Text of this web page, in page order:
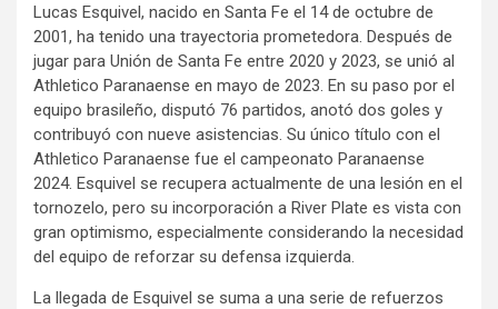
Lucas Esquivel, nacido en Santa Fe el 14 de octubre de
2001, ha tenido una trayectoria prometedora. Después de
jugar para Unión de Santa Fe entre 2020 y 2023, se unió al
Athletico Paranaense en mayo de 2023. En su paso por el
equipo brasileño, disputó 76 partidos, anotó dos goles y
contribuyó con nueve asistencias. Su único título con el
Athletico Paranaense fue el campeonato Paranaense
2024. Esquivel se recupera actualmente de una lesión en el
tornozelo, pero su incorporación a River Plate es vista con
gran optimismo, especialmente considerando la necesidad
del equipo de reforzar su defensa izquierda.
La llegada de Esquivel se suma a una serie de refuerzos